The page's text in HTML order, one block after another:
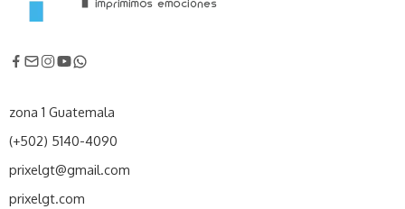
zona 1 Guatemala
(+502) 5140-4090
prixelgt@gmail.com
prixelgt.com